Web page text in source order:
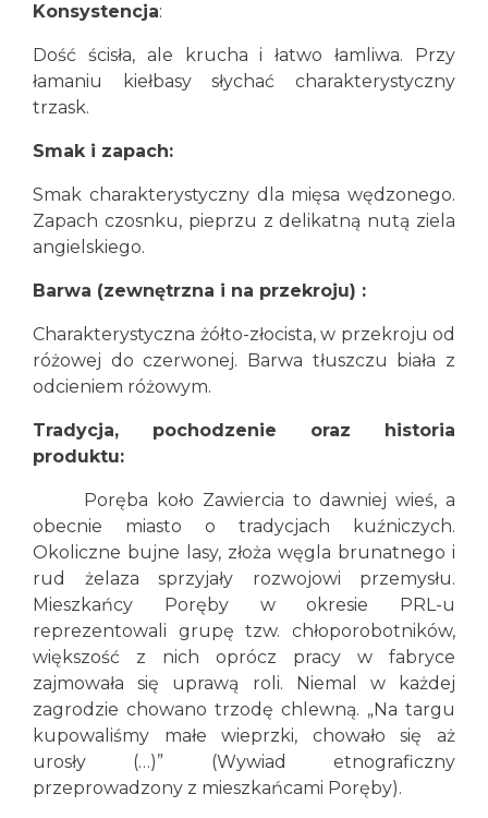
Konsystencja:
Dość ścisła, ale krucha i łatwo łamliwa. Przy
łamaniu kiełbasy słychać charakterystyczny
trzask.
Smak i zapach:
Smak charakterystyczny dla mięsa wędzonego.
Zapach czosnku, pieprzu z delikatną nutą ziela
angielskiego.
Barwa (zewnętrzna i na przekroju) :
Charakterystyczna żółto-złocista, w przekroju od
różowej do czerwonej. Barwa tłuszczu biała z
odcieniem różowym.
Tradycja, pochodzenie oraz historia
produktu:
Poręba koło Zawiercia to dawniej wieś, a
obecnie miasto o tradycjach kuźniczych.
Okoliczne bujne lasy, złoża węgla brunatnego i
rud żelaza sprzyjały rozwojowi przemysłu.
Mieszkańcy Poręby w okresie PRL-u
reprezentowali grupę tzw. chłoporobotników,
większość z nich oprócz pracy w fabryce
zajmowała się uprawą roli. Niemal w każdej
zagrodzie chowano trzodę chlewną. „Na targu
kupowaliśmy małe wieprzki, chowało się aż
urosły (…)” (Wywiad etnograficzny
przeprowadzony z mieszkańcami Poręby).